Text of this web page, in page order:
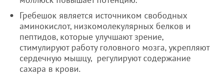
Гребешок является источником свободных
аминокислот, низкомолекулярных белков и
пептидов, которые улучшают зрение,
стимулируют работу головного мозга, укрепляют
сердечную мышцу, регулируют содержание
сахара в крови.